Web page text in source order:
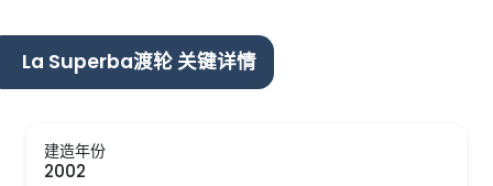
La Superba渡轮 关键详情
建造年份
2002